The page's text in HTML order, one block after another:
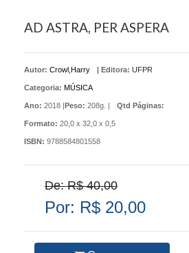
AD ASTRA, PER ASPERA
Autor: Crowl,Harry | Editora: UFPR
Categoria: MÚSICA
Ano: 2018 |Peso: 208g. | Qtd Páginas:
Formato: 20,0 x 32,0 x 0,5
ISBN: 9788584801558
De: R$ 40,00
Por: R$ 20,00